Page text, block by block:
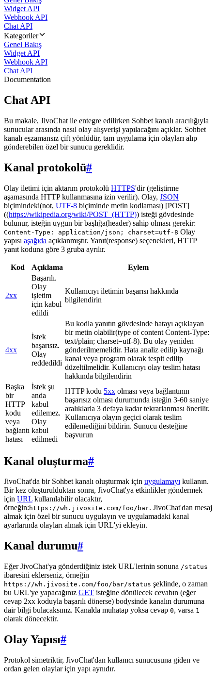
Widget API
Webhook API
Chat API
Kategoriler
Genel Bakış
Widget API
Webhook API
Chat API
Documentation
Chat API
Bu makale, JivoChat ile entegre edilirken Sohbet kanalı aracılığıyla
sunucular arasında nasıl olay alışverişi yapılacağını açıklar. Sohbet
kanalı eşzamansız çift yönlüdür, tam uygulama için olayları alıp
gönderebilen özel bir sunucu gereklidir.
Kanal protokolü#
Olay iletimi için aktarım protokolü HTTPS'dir (geliştirme
aşamasında HTTP kullanmasına izin verilir). Olay, JSON
biçimindeki(not, UTF-8 biçiminde metin kodlaması) [POST]
((https://wikipedia.org/wiki/POST_(HTTP)) isteği gövdesinde
bulunur, isteğin uygun bir başlığa(header) sahip olması gerekir:
Content-Type: application/json; charset=utf-8 Olay
yapısı aşağıda açıklanmıştır. Yanıt(response) seçenekleri, HTTP
yanıt koduna göre 3 gruba ayrılır.
Kod Açıklama Eylem
2xx
Başarılı.
Olay
işletim
için kabul
edildi
Kullanıcıyı iletimin başarısı hakkında
bilgilendirin
4xx
İstek
başarısız.
Olay
reddedildi
Bu kodla yanıtın gövdesinde hatayı açıklayan
bir metin olabilir(type of content Content-Type:
text/plain; charset=utf-8). Bu olay yeniden
gönderilmemelidir. Hata analiz edilip kaynağı
kanal veya program olarak tespit edilip
düzeltilmelidir. Kullanıcıyı olay teslim hatası
hakkında bilgilendirin
Başka
bir
HTTP
kodu
veya
bağlantı
hatası
İstek şu
anda
kabul
edilemez.
Olay
kabul
edilmedi
HTTP kodu 5xx olması veya bağlantının
başarısız olması durumunda isteğin 3-60 saniye
aralıklarla 3 defaya kadar tekrarlanması önerilir.
Kullanıcıya olayın geçici olarak teslim
edilemediğini bildirin. Sunucu desteğine
başvurun
Kanal oluşturma#
JivoChat'da bir Sohbet kanalı oluşturmak için uygulamayı kullanın.
Bir kez oluşturulduktan sonra, JivoChat'ya etkinlikler göndermek
için URL kullanılabilir olacaktır,
örneğin: https://wh.jivosite.com/foo/bar. JivoChat'dan mesaj
almak için özel bir sunucu uygulayın ve uygulamadaki kanal
ayarlarında olayları almak için URL'yi ekleyin.
Kanal durumu#
Eğer JivoChat'ya gönderdiğiniz istek URL'lerinin sonuna /status
ibaresini eklerseniz, örneğin
https://wh.jivosite.com/foo/bar/status şeklinde, o zaman
bu URL'ye yapacağınız GET isteğine dönülecek cevabın (eğer
cevap 2xx koduyla başarılı dönerse) bodysinde kanalın durumuna
dair bilgi bulacaksınız. Kanalda muhatap yoksa cevap 0, varsa 1
olarak dönecektir.
Olay Yapısı#
Protokol simetriktir, JivoChat'dan kullanıcı sunucusuna giden ve
ordan gelen olaylar için yapı aynıdır.